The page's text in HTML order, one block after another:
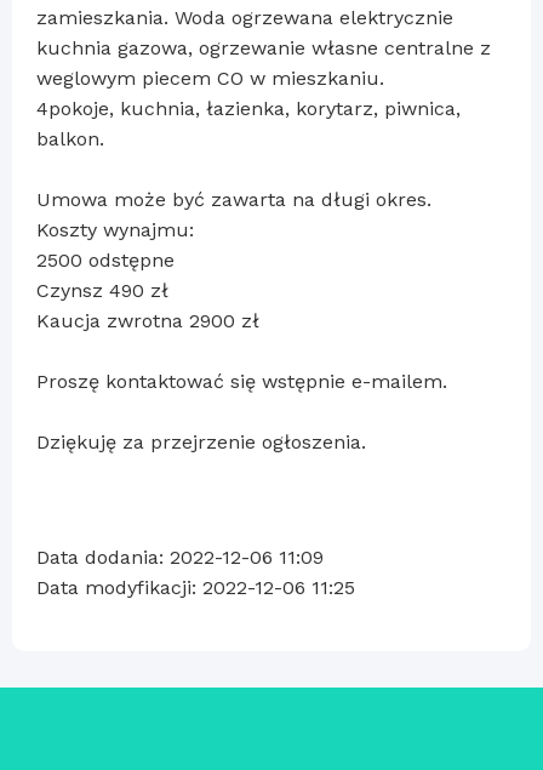
zamieszkania. Woda ogrzewana elektrycznie
kuchnia gazowa, ogrzewanie własne centralne z
weglowym piecem CO w mieszkaniu.
4pokoje, kuchnia, łazienka, korytarz, piwnica,
balkon.
Umowa może być zawarta na długi okres.
Koszty wynajmu:
2500 odstępne
Czynsz 490 zł
Kaucja zwrotna 2900 zł
Proszę kontaktować się wstępnie e-mailem.
Dziękuję za przejrzenie ogłoszenia.
Data dodania: 2022-12-06 11:09
Data modyfikacji: 2022-12-06 11:25